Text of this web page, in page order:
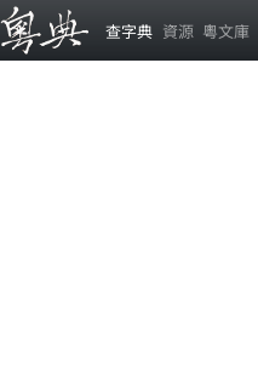
查字典 資源 粵文庫